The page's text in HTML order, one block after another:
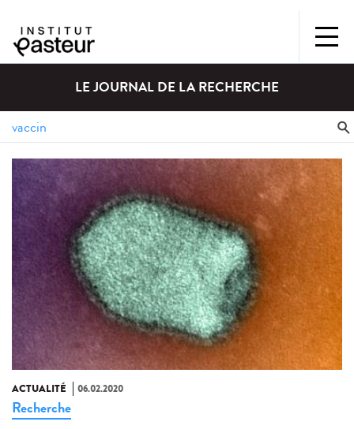
LE JOURNAL DE LA RECHERCHE
ACTUALITÉ 06.02.2020
Recherche